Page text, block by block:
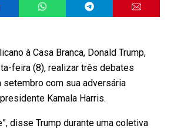
à Casa Branca, Donald Trump,
feira (8), realizar três debates
com sua adversária
Kamala Harris.
disse Trump durante uma coletiva